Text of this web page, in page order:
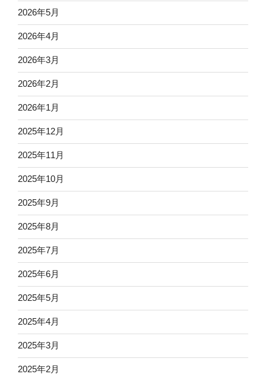
2026年5月
2026年4月
2026年3月
2026年2月
2026年1月
2025年12月
2025年11月
2025年10月
2025年9月
2025年8月
2025年7月
2025年6月
2025年5月
2025年4月
2025年3月
2025年2月